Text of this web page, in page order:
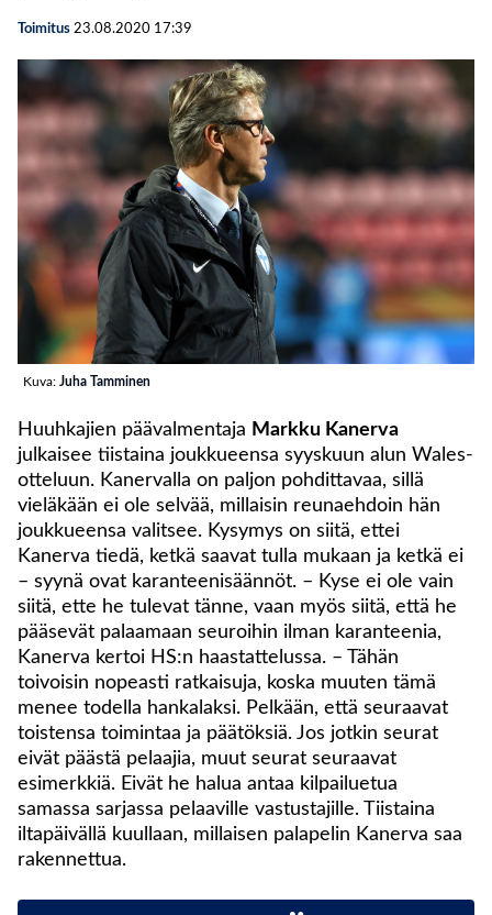
Toimitus 23.08.2020 17:39
Kuva: Juha Tamminen
Huuhkajien päävalmentaja Markku Kanerva
julkaisee tiistaina joukkueensa syyskuun alun Wales-
otteluun. Kanervalla on paljon pohdittavaa, sillä
vieläkään ei ole selvää, millaisin reunaehdoin hän
joukkueensa valitsee. Kysymys on siitä, ettei
Kanerva tiedä, ketkä saavat tulla mukaan ja ketkä ei
– syynä ovat karanteenisäännöt. – Kyse ei ole vain
siitä, ette he tulevat tänne, vaan myös siitä, että he
pääsevät palaamaan seuroihin ilman karanteenia,
Kanerva kertoi HS:n haastattelussa. – Tähän
toivoisin nopeasti ratkaisuja, koska muuten tämä
menee todella hankalaksi. Pelkään, että seuraavat
toistensa toimintaa ja päätöksiä. Jos jotkin seurat
eivät päästä pelaajia, muut seurat seuraavat
esimerkkiä. Eivät he halua antaa kilpailuetua
samassa sarjassa pelaaville vastustajille. Tiistaina
iltapäivällä kuullaan, millaisen palapelin Kanerva saa
rakennettua.